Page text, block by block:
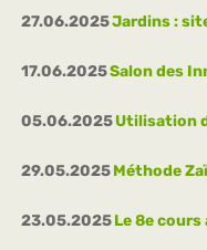
27.06.2025Jardins :
17.06.2025Salon des
05.06.2025Utilisation
29.05.2025Méthode Zaï
23.05.2025Le 8e cours